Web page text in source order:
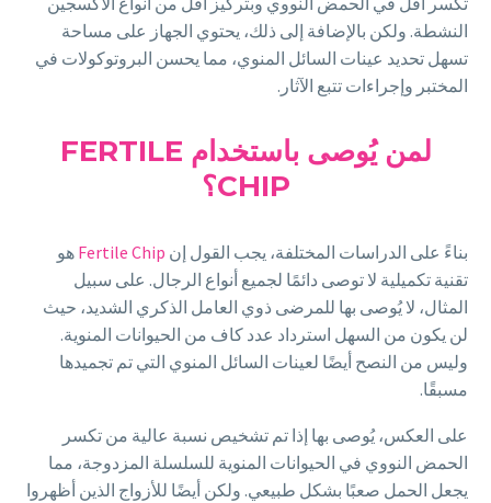
النشطة. ولكن بالإضافة إلى ذلك، يحتوي الجهاز على مساحة
تسهل تحديد عينات السائل المنوي، مما يحسن البروتوكولات في
المختبر وإجراءات تتبع الآثار.
لمن يُوصى باستخدام FERTILE
CHIP؟
بناءً على الدراسات المختلفة، يجب القول إن Fertile Chip هو
تقنية تكميلية لا توصى دائمًا لجميع أنواع الرجال. على سبيل
المثال، لا يُوصى بها للمرضى ذوي العامل الذكري الشديد، حيث
لن يكون من السهل استرداد عدد كاف من الحيوانات المنوية.
وليس من النصح أيضًا لعينات السائل المنوي التي تم تجميدها
مسبقًا.
على العكس، يُوصى بها إذا تم تشخيص نسبة عالية من تكسر
الحمض النووي في الحيوانات المنوية للسلسلة المزدوجة، مما
يجعل الحمل صعبًا بشكل طبيعي. ولكن أيضًا للأزواج الذين أظهروا